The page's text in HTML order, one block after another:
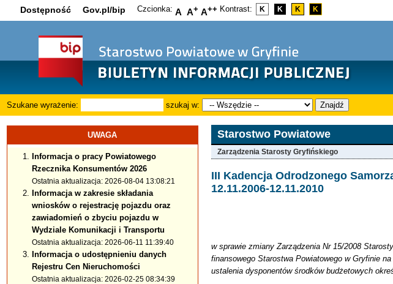
Dostępność Gov.pl/bip Czcionka: A A+ A++ Kontrast: K K K K
Szukane wyrażenie: szukaj w: Znajdź
UWAGA
Informacja o pracy Powiatowego
Rzecznika Konsumentów 2026
Ostatnia aktualizacja: 2026-08-04 13:08:21
Informacja w zakresie składania
wniosków o rejestrację pojazdu oraz
zawiadomień o zbyciu pojazdu w
Wydziale Komunikacji i Transportu
Ostatnia aktualizacja: 2026-06-11 11:39:40
Informacja o udostępnieniu danych
Rejestru Cen Nieruchomości
Ostatnia aktualizacja: 2026-02-25 08:34:39
Starostwo Powiatowe
Zarządzenia Starosty Gryfińskiego
III Kadencja Odrodzonego
12.11.2006-12.11.2010
w sprawie zmiany Zarządzenia Nr 15/2008
finansowego Starostwa Powiatowego w Gryfinie
ustalenia dysponentów środków budżetowych